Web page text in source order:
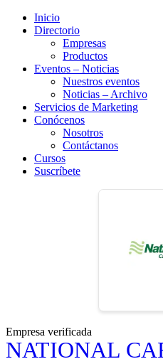
Inicio
Directorio
Empresas
Productos
Eventos – Noticias
Nuestros eventos
Noticias – Archivo
Servicios de Marketing
Conócenos
Nosotros
Contáctanos
Cursos
Suscríbete
Empresa verificada
NATIONAL